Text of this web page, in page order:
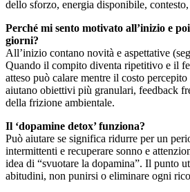
dello sforzo, energia disponibile, contesto,
Perché mi sento motivato all’inizio e
giorni?
All’inizio contano novità e aspettative
Quando il compito diventa ripetitivo e il
atteso può calare mentre il costo
aiutano obiettivi più granulari, feedback
della frizione ambientale.
Il ‘dopamine detox’ funziona?
Può aiutare se significa ridurre per un
intermittenti e recuperare sonno e
idea di “svuotare la dopamina”. Il punto
abitudini, non punirsi o eliminare ogni